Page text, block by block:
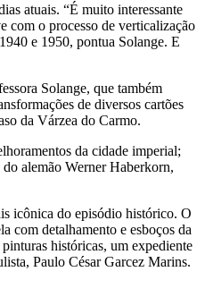
atuais. “É muito interessante
com o processo de verticalização
e 1950, pontua Solange. E
Solange, que também
de diversos cartões
da Várzea do Carmo.
da cidade imperial;
alemão Werner Haberkorn,
icônica do episódio histórico. O
com detalhamento e esboços da
históricas, um expediente
Paulo César Garcez Marins.